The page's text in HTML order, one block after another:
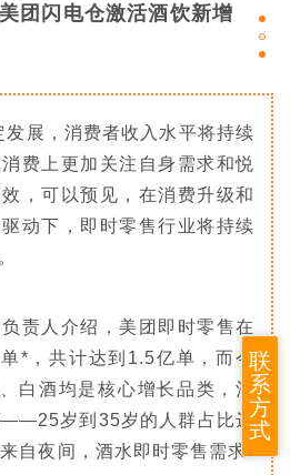
团闪电仓激活酒饮新增
发展，消费者收入水平将持续
费上更加关注自身需求和悦
，可以预见，在消费升级和
动下，即时零售行业将持续
责人介绍，美团即时零售在
*，共计达到1.5亿单，而今
白酒均是核心增长品类，酒
——25岁到35岁的人群占比达
自夜间，酒水即时零售需求*
联
系
方
式